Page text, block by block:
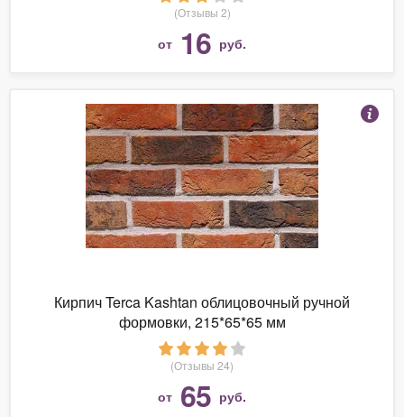
(Отзывы 2)
от 16 руб.
Кирпич Terca Kashtan облицовочный ручной
формовки, 215*65*65 мм
(Отзывы 24)
от 65 руб.